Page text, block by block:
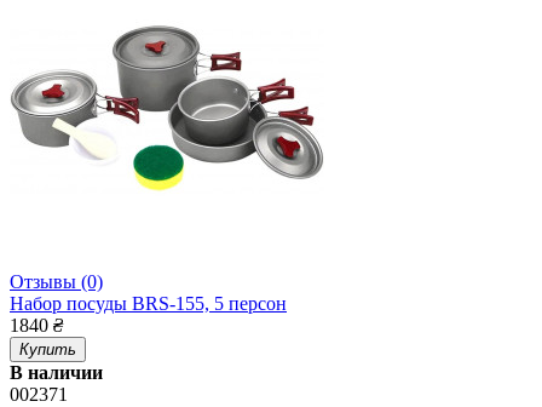
Отзывы (0)
Набор посуды BRS-155, 5 персон
1840 ₴
Купить
В наличии
002371